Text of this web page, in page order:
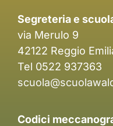
Segreteria e
via Merulo 9
42122 Reggio
Tel 0522 937363
Codici